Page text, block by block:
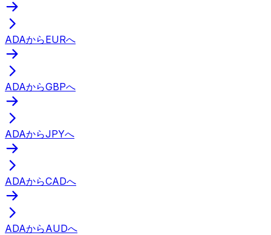
ADAからEURへ
ADAからGBPへ
ADAからJPYへ
ADAからCADへ
ADAからAUDへ